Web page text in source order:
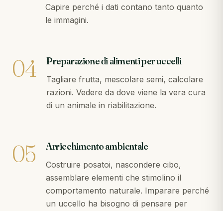
Capire perché i dati contano tanto quanto
le immagini.
04 Preparazione di alimenti per uccelli
Tagliare frutta, mescolare semi, calcolare
razioni. Vedere da dove viene la vera cura
di un animale in riabilitazione.
05 Arricchimento ambientale
Costruire posatoi, nascondere cibo,
assemblare elementi che stimolino il
comportamento naturale. Imparare perché
un uccello ha bisogno di pensare per